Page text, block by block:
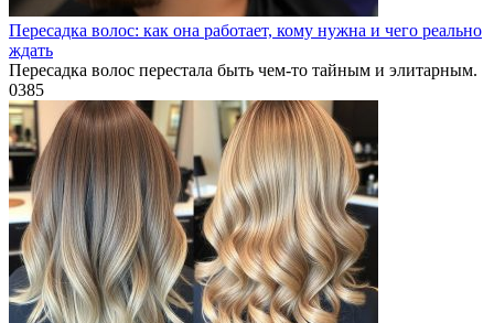
Пересадка волос: как она работает, кому нужна и чего реально
ждать
Пересадка волос перестала быть чем-то тайным и элитарным.
0385